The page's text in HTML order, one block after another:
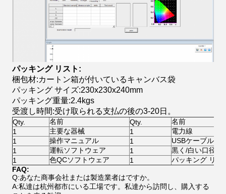
パッキング リスト:
梱包材:カートン箱が付いているキャンバス袋
パッキング サイズ:230x230x240mm
パッキング重量:2.4kgs
受渡し時間:受け取られる支払の後の3-20日。
Qty. 名前 Qty.
名前
1
主要な器械 1
電力線
1
操作マニュアル 1
USBケーブル
1
運転ソフトウェア 1
黒く/白い口径測
1
色QCソフトウェア 1
パッキング リス
FAQ:
Q:あなた商事会社または製造業者はですか。
A:私達は杭州都市にいる工場です。私達から訪問し、購入する